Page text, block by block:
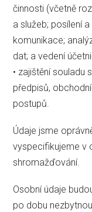
činnosti (včetně
a služeb; posílení
komunikace;
dat; a vedení
• zajištění souladu
předpisů,
postupů.
Údaje jsme
vyspecifikujeme v
shromažďování.
Osobní údaje
po dobu